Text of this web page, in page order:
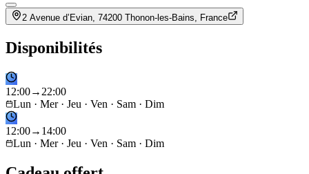
2 Avenue d’Evian, 74200 Thonon-les-Bains, France
Disponibilités
12:00→ 22:00
Lun · Mer · Jeu · Ven · Sam · Dim
12:00→ 14:00
Lun · Mer · Jeu · Ven · Sam · Dim